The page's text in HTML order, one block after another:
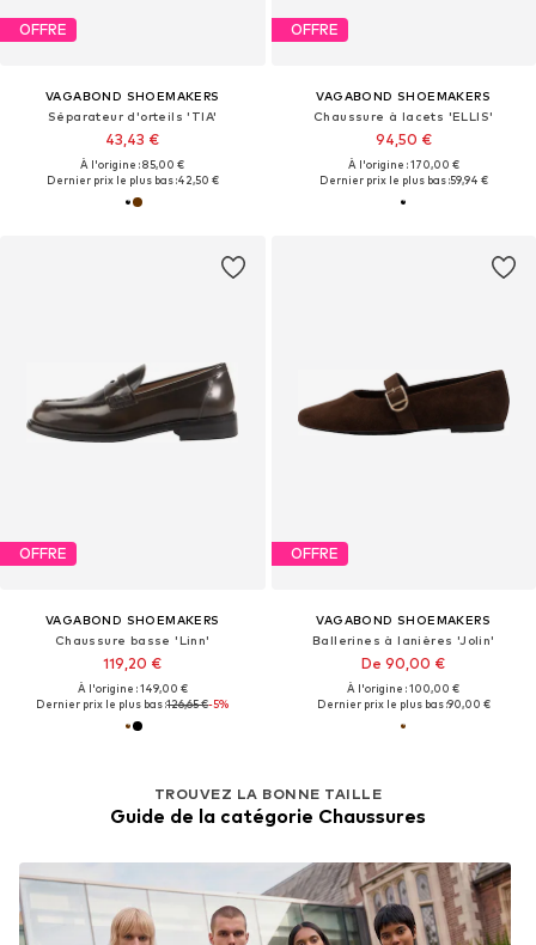
OFFRE
VAGABOND SHOEMAKERS
Séparateur d'orteils 'TIA'
43,43 €
À l'origine : 85,00 €
Dernier prix le plus bas :42,50 €
OFFRE
VAGABOND SHOEMAKERS
Chaussure à lacets 'ELLIS'
94,50 €
À l'origine : 170,00 €
Dernier prix le plus bas :59,94 €
OFFRE
VAGABOND SHOEMAKERS
Chaussure basse 'Linn'
119,20 €
À l'origine : 149,00 €
Dernier prix le plus bas :126,65 €-5%
OFFRE
VAGABOND SHOEMAKERS
Ballerines à lanières 'Jolin'
De 90,00 €
À l'origine : 100,00 €
Dernier prix le plus bas :90,00 €
TROUVEZ LA BONNE TAILLE
Guide de la catégorie Chaussures